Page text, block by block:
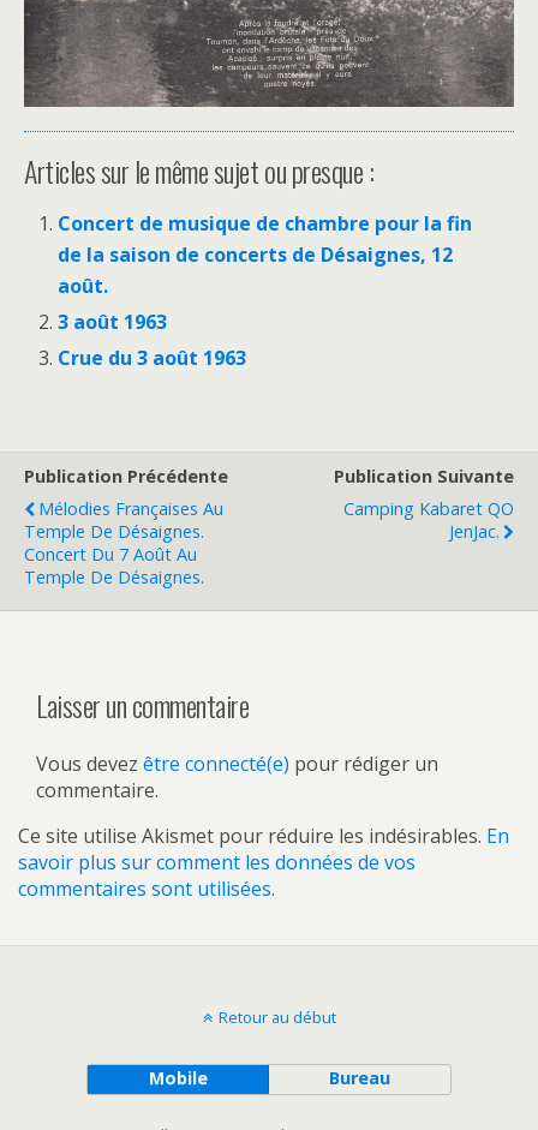
Articles sur le même sujet ou presque :
Concert de musique de chambre pour la fin
de la saison de concerts de Désaignes, 12
août.
3 août 1963
Crue du 3 août 1963
Publication Précédente
Mélodies Françaises Au
Temple De Désaignes.
Concert Du 7 Août Au
Temple De Désaignes.
Publication Suivante
Camping Kabaret QO
JenJac.
Laisser un commentaire
Vous devez être connecté(e) pour rédiger un
commentaire.
Ce site utilise Akismet pour réduire les indésirables. En
savoir plus sur comment les données de vos
commentaires sont utilisées.
Retour au début
Mobile Bureau